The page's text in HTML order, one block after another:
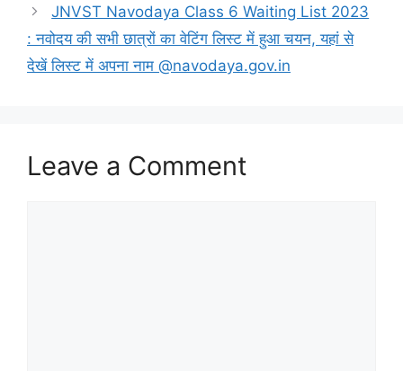
JNVST Navodaya Class 6 Waiting List 2023
: नवोदय की सभी छात्रों का वेटिंग लिस्ट में हुआ चयन, यहां से
देखें लिस्ट में अपना नाम @navodaya.gov.in
Leave a Comment